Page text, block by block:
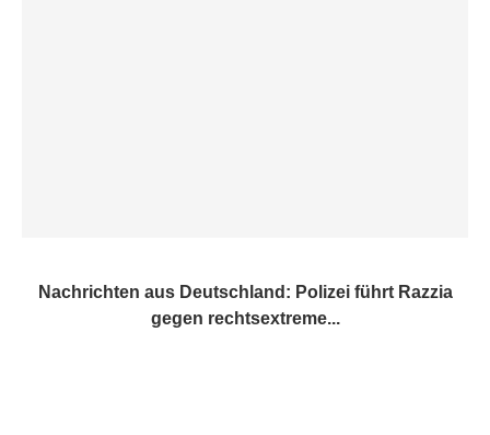
Nachrichten aus Deutschland: Polizei führt Razzia
gegen rechtsextreme...